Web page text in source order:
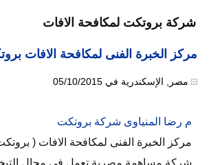
شركة بروتكت لمكافحة الافات
مركز الخبرة الفنى لمكافحة الافات
مصر الإسكندرية في 05/10/2015
م رضا المنياوى شركة بروتكت
مركز الخبرة الفنى لمكافحة الافات (
شركة مساهمة مصرية تعمل فى مجال